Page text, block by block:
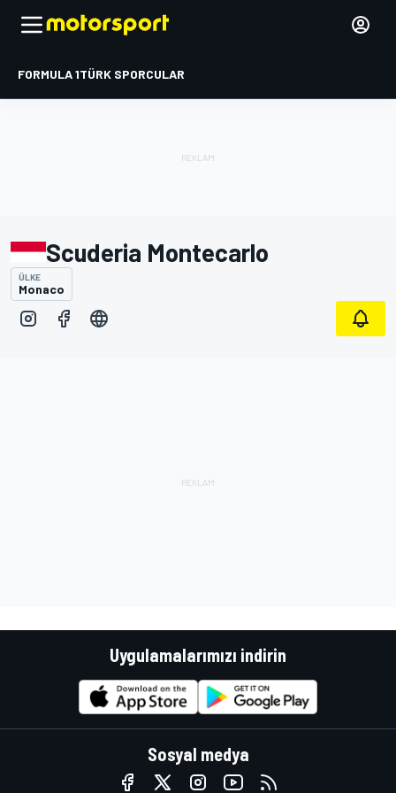
FORMULA 1TÜRK SPORCULAR
Scuderia Montecarlo
ÜLKE
Monaco
Uygulamalarımızı indirin
Sosyal medya